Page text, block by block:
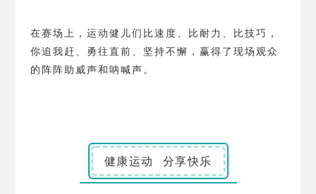
在赛场上，运动健儿们比速度、比耐力、比技巧，
你追我赶、勇往直前、坚持不懈，赢得了现场观众
的阵阵助威声和呐喊声。
健康运动 分享快乐